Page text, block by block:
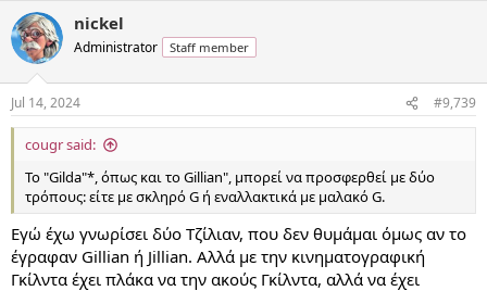
c
t
i
n
s
:
nickel
Administrator Staff member
Jul 14, 2024 #9,739
cougr said:
Το "Gilda"*, όπως και το Gillian", μπορεί να προσφερθεί με δύο
τρόπους: είτε με σκληρό G ή εναλλακτικά με μαλακό G.
Εγώ έχω γνωρίσει δύο Τζίλιαν, που δεν θυμάμαι όμως αν το
έγραφαν Gillian ή Jillian. Αλλά με την κινηματογραφική
Γκίλντα έχει πλάκα να την ακούς Γκίλντα, αλλά να έχει